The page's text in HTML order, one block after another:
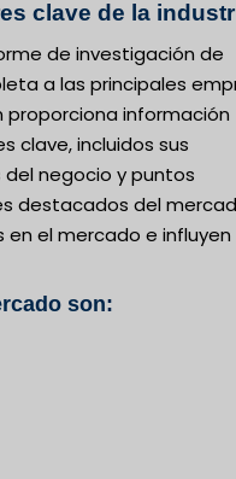
clave de la
de investigación de
a las principales
proporciona información
clave, incluidos sus
negocio y puntos
destacados del
el mercado e influyen
son: